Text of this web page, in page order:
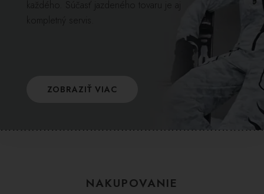
každého. Súčasť jazdeného tovaru je aj
kompletný servis.
ZOBRAZIŤ VIAC
NAKUPOVANIE